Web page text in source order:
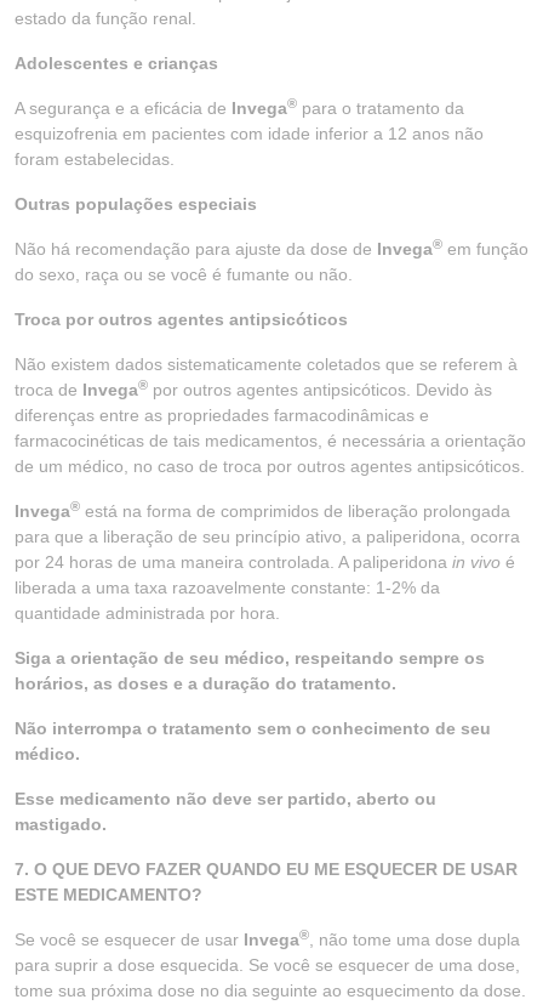
estado da função renal.
Adolescentes e crianças
A segurança e a eficácia de Invega® para o tratamento da
esquizofrenia em pacientes com idade inferior a 12 anos não
foram estabelecidas.
Outras populações especiais
Não há recomendação para ajuste da dose de Invega® em função
do sexo, raça ou se você é fumante ou não.
Troca por outros agentes antipsicóticos
Não existem dados sistematicamente coletados que se referem à
troca de Invega® por outros agentes antipsicóticos. Devido às
diferenças entre as propriedades farmacodinâmicas e
farmacocinéticas de tais medicamentos, é necessária a orientação
de um médico, no caso de troca por outros agentes antipsicóticos.
Invega® está na forma de comprimidos de liberação prolongada
para que a liberação de seu princípio ativo, a paliperidona, ocorra
por 24 horas de uma maneira controlada. A paliperidona in vivo é
liberada a uma taxa razoavelmente constante: 1-2% da
quantidade administrada por hora.
Siga a orientação de seu médico, respeitando sempre os
horários, as doses e a duração do tratamento.
Não interrompa o tratamento sem o conhecimento de seu
médico.
Esse medicamento não deve ser partido, aberto ou
mastigado.
7. O QUE DEVO FAZER QUANDO EU ME ESQUECER DE USAR
ESTE MEDICAMENTO?
Se você se esquecer de usar Invega®
, não tome uma dose dupla
para suprir a dose esquecida. Se você se esquecer de uma dose,
tome sua próxima dose no dia seguinte ao esquecimento da dose.